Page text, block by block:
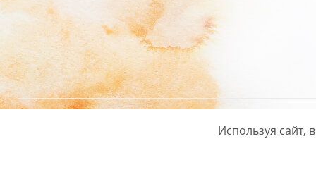
Политика
Используя сайт,